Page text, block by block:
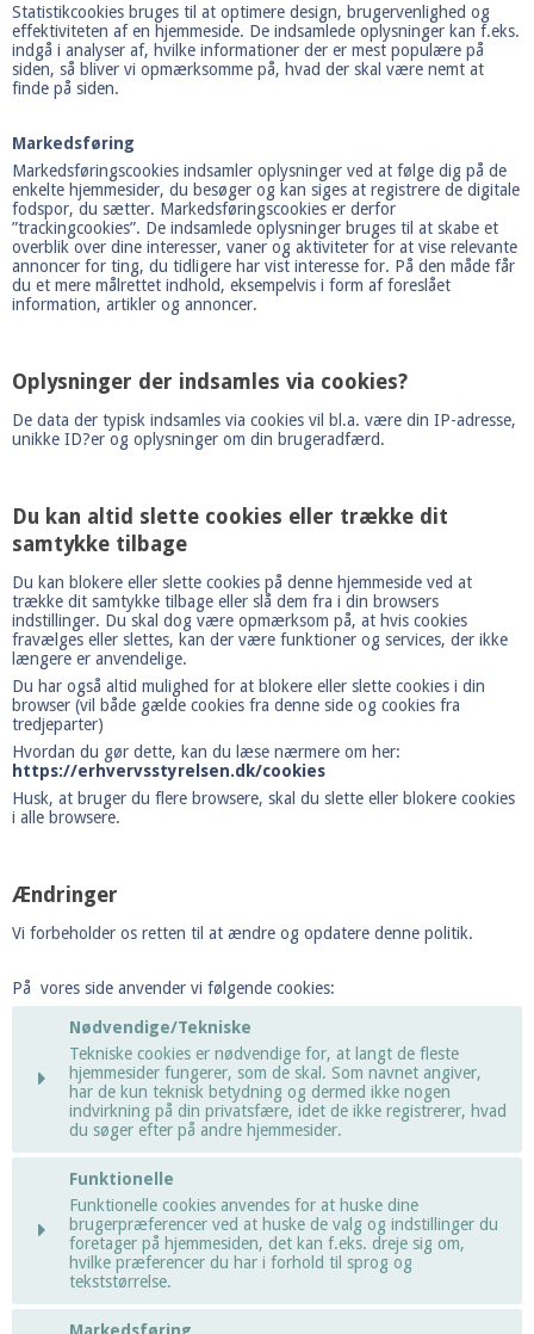
Statistikcookies bruges til at optimere design, brugervenlighed og
effektiviteten af en hjemmeside. De indsamlede oplysninger kan f.eks.
indgå i analyser af, hvilke informationer der er mest populære på
siden, så bliver vi opmærksomme på, hvad der skal være nemt at
finde på siden.
Markedsføring
Markedsføringscookies indsamler oplysninger ved at følge dig på de
enkelte hjemmesider, du besøger og kan siges at registrere de digitale
fodspor, du sætter. Markedsføringscookies er derfor
”trackingcookies”. De indsamlede oplysninger bruges til at skabe et
overblik over dine interesser, vaner og aktiviteter for at vise relevante
annoncer for ting, du tidligere har vist interesse for. På den måde får
du et mere målrettet indhold, eksempelvis i form af foreslået
information, artikler og annoncer.
Oplysninger der indsamles via cookies?
De data der typisk indsamles via cookies vil bl.a. være din IP-adresse,
unikke ID?er og oplysninger om din brugeradfærd.
Du kan altid slette cookies eller trække dit
samtykke tilbage
Du kan blokere eller slette cookies på denne hjemmeside ved at
trække dit samtykke tilbage eller slå dem fra i din browsers
indstillinger. Du skal dog være opmærksom på, at hvis cookies
fravælges eller slettes, kan der være funktioner og services, der ikke
længere er anvendelige.
Du har også altid mulighed for at blokere eller slette cookies i din
browser (vil både gælde cookies fra denne side og cookies fra
tredjeparter)
Hvordan du gør dette, kan du læse nærmere om her:
https://erhvervsstyrelsen.dk/cookies
Husk, at bruger du flere browsere, skal du slette eller blokere cookies
i alle browsere.
Ændringer
Vi forbeholder os retten til at ændre og opdatere denne politik.
På vores side anvender vi følgende cookies:
Nødvendige/Tekniske
Tekniske cookies er nødvendige for, at langt de fleste
hjemmesider fungerer, som de skal. Som navnet angiver,
har de kun teknisk betydning og dermed ikke nogen
indvirkning på din privatsfære, idet de ikke registrerer, hvad
du søger efter på andre hjemmesider.
Cookie:
PHPSESSID
Oprindelse:
System
Beskrivelse:
Funktionelle
Funktionelle cookies anvendes for at huske dine
brugerpræferencer ved at huske de valg og indstillinger du
foretager på hjemmesiden, det kan f.eks. dreje sig om,
hvilke præferencer du har i forhold til sprog og
tekststørrelse.
Cookie:
Markedsføring